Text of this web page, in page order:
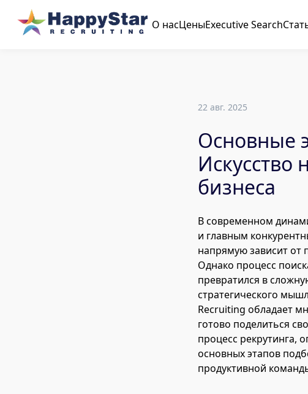
22 авг. 2025
Основные
Искусство
бизнеса
В современном
и главным
напрямую зависит от
Однако процесс
превратился в
стратегического
Recruiting обладает
готово поделиться
процесс рекрутинга,
основных этапов
продуктивной
О насЦеныExecutive Search